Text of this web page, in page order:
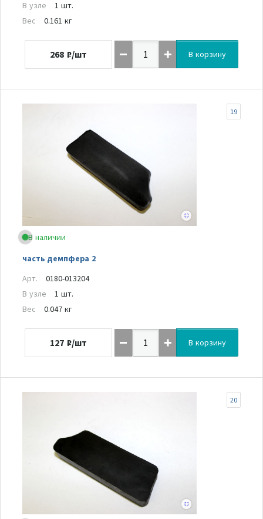
В узле
1 шт.
Вес
0.161 кг
268 ₽/шт В корзину
В наличии
часть демпфера 2
19
Арт.
0180-013204
В узле
1 шт.
Вес
0.047 кг
127 ₽/шт В корзину
20